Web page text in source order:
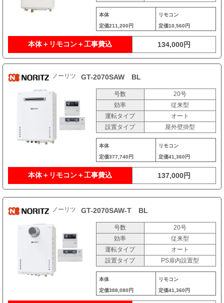
本体
定価211,200円
リモコン
定価10,560円
本体＋リモコン＋工事費込 134,000円
ノーリツ GT-2070SAW BL
号数
20号
効率
従来型
運転タイプ
オート
設置タイプ
屋外壁掛型
本体
定価377,740円
リモコン
定価41,360円
本体＋リモコン＋工事費込 137,000円
ノーリツ GT-2070SAW-T BL
号数
20号
効率
従来型
運転タイプ
オート
設置タイプ
PS扉内設置型
本体
定価388,080円
リモコン
定価41,360円